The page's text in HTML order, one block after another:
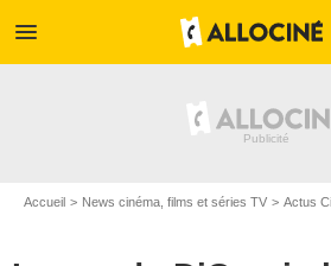
menu
Accueil News cinéma, films et séries TV Actus